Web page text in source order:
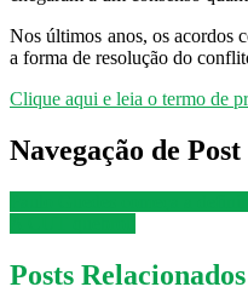
Nos últimos anos, os acordos
a forma de resolução do
Clique aqui e leia o termo de
Navegação de Post
Posts Relacionados